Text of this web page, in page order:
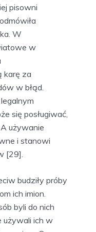
pisowni
W
w
karę za
w błąd.
się posługiwać,
używanie
i stanowi
[29].
budziły próby
ich imion.
byli do nich
używali ich w